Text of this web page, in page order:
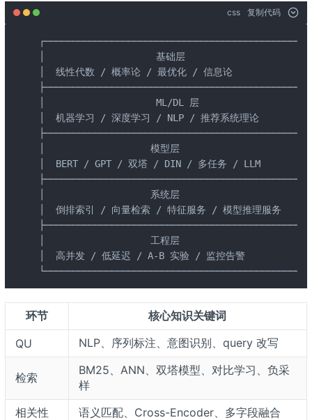
css 复制代码
│                    基础层
│  线性代数 / 概率论 / 最优化 / 信息论
│                    ML/DL 层
│  机器学习 / 深度学习 / NLP / 推荐系统理论
│                   模型层
│  BERT / GPT / 双塔 / DIN / 多任务 / LLM
│                   系统层
│  倒排索引 / 向量检索 / 特征服务 / 模型推理服务
│                   工程层
│  高并发 / 低延迟 / A-B 实验 / 监控告警
环节
核心知识关键词
QU
NLP、序列标注、意图识别、query 改写
检索
BM25、ANN、双塔模型、对比学习、负采
样
相关性
语义匹配、Cross-Encoder、多字段融合